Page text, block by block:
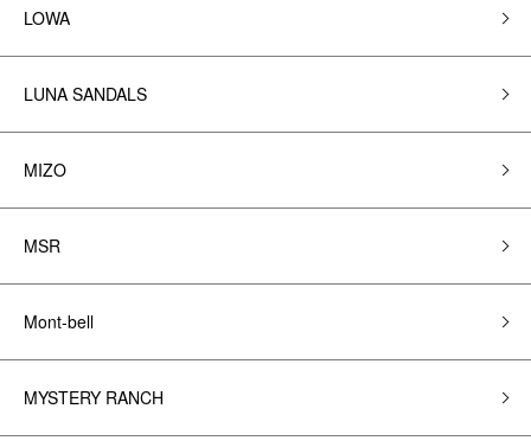
LOWA
LUNA SANDALS
MIZO
MSR
Mont-bell
MYSTERY RANCH